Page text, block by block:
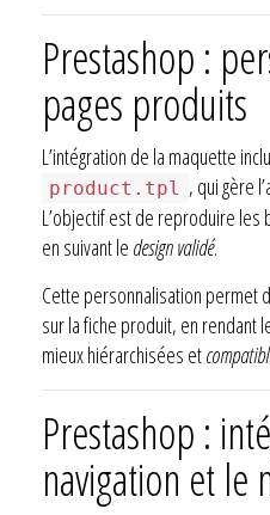
Prestashop :
pages produits
L’intégration de la maquette
product.tpl , qui gère
L’objectif est de reproduire les
en suivant le design validé.
Cette personnalisation permet
sur la fiche produit, en rendant
mieux hiérarchisées et
Prestashop :
navigation et le